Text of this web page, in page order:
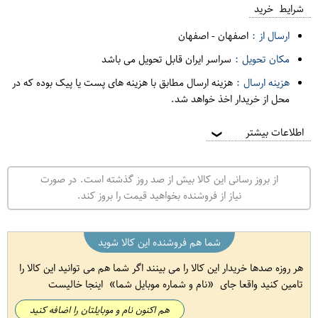
شرایط خرید
ارسال از : اصفهان-اصفهان
مکان تحویل : سراسر ایران قابل تحویل می باشد
هزینه ارسال : هزینه ارسال مطابق با هزینه های پست یا پیک بوده که در
محل از خریدار اخذ خواهد شد.
اطلاعات بیشتر ❯
از بروز رسانی این کالا بیش از صد روز گذشته است. در صورت
نیاز از فروشنده بخواهید قیمت را بروز کند.
شما هم فروشنده این کالا شوید
هر روزه صدها خریدار این کالا را می بینند اگر شما هم می توانید این کالا را
تامین کنید واقعا جای
نام و شماره موبایل شما اینجا خالیست
هم اکنون نام و موبایلتان را اضافه کنید